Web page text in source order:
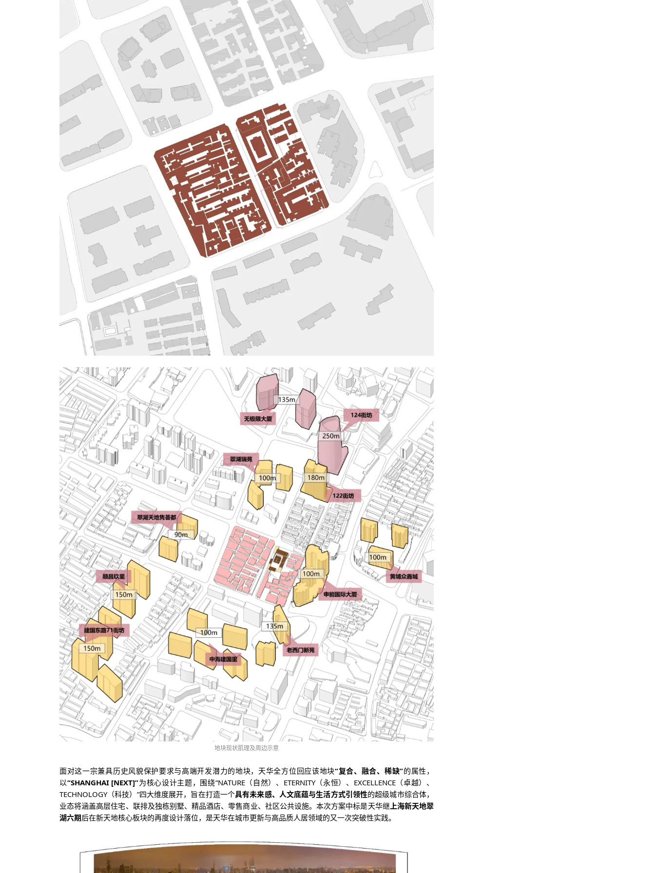
地块现状肌理及周边示意
面对这一宗兼具历史风貌保护要求与高端开发潜力的地块，天华全方位回应该地块“复合、融合、稀缺”的属性，
以“SHANGHAI [NEXT]”为核心设计主题，围绕“NATURE（自然）、ETERNITY（永恒）、EXCELLENCE（卓越）、
TECHNOLOGY（科技）”四大维度展开，旨在打造一个具有未来感、人文底蕴与生活方式引领性的超级城市综合体，
业态将涵盖高层住宅、联排及独栋别墅、精品酒店、零售商业、社区公共设施。本次方案中标是天华继上海新天地翠
湖六期后在新天地核心板块的再度设计落位，是天华在城市更新与高品质人居领域的又一次突破性实践。